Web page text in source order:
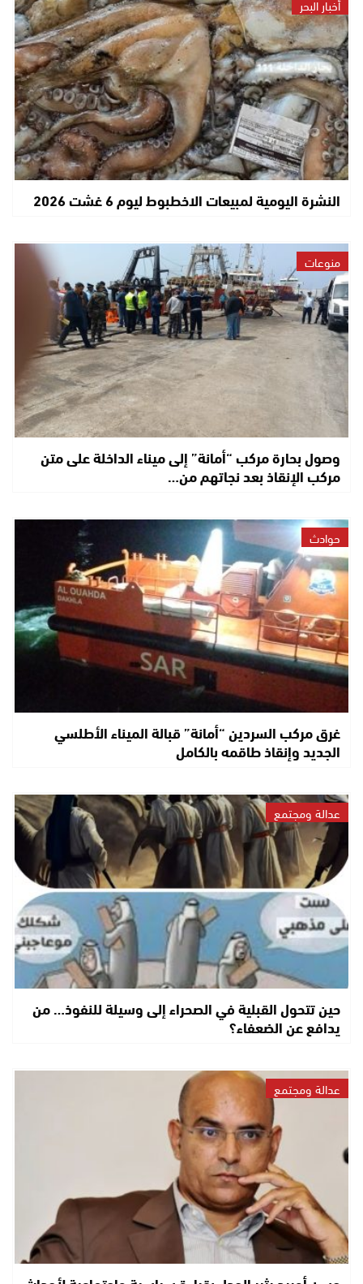
أخبار البحر
النشرة اليومية لمبيعات الاخطبوط ليوم 6 غشت 2026
منوعات
وصول بحارة مركب “أمانة” إلى ميناء الداخلة على متن
مركب الإنقاذ بعد نجاتهم من…
حوادث
غرق مركب السردين “أمانة” قبالة الميناء الأطلسي
الجديد وإنقاذ طاقمه بالكامل
عدالة ومجتمع
حين تتحول القبلية في الصحراء إلى وسيلة للنفوذ… من
يدافع عن الضعفاء؟
عدالة ومجتمع